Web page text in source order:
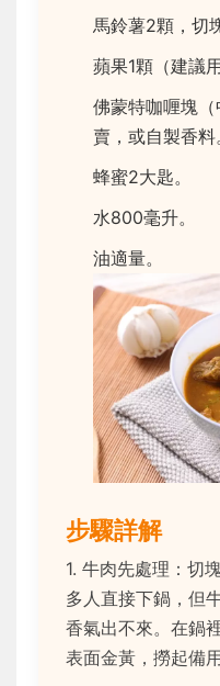
馬鈴薯2顆，切
蘋果1顆（建議
佛蒙特咖喱塊
賣，或自製香料
蜂蜜2大匙。
水800毫升。
油適量。
步驟詳解
1. 牛肉先處理：切
多人直接下鍋，但
香氣出不來。在鍋
表面金黃，撈起備用